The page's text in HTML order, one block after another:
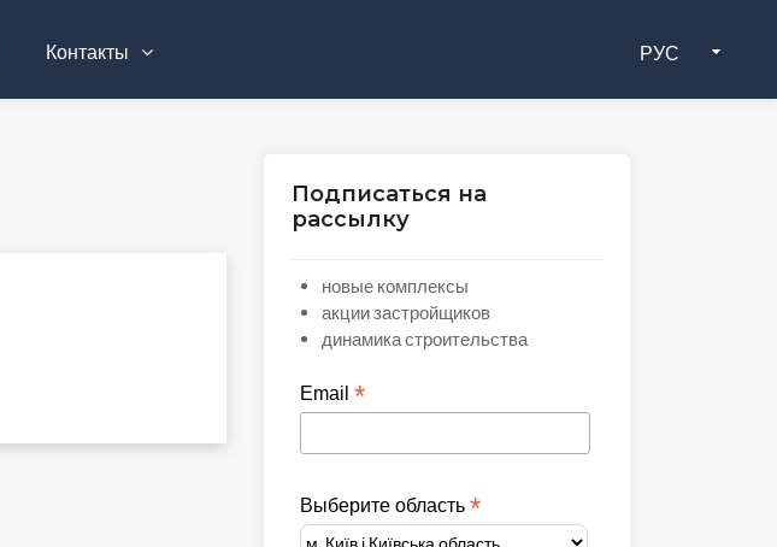
Контакты РУС
Подписаться на
рассылку
новые комплексы
акции застройщиков
динамика строительства
Email*
Выберите область*